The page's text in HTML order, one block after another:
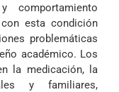
esta condición
problemáticas
académico. Los
la medicación, la
y familiares,